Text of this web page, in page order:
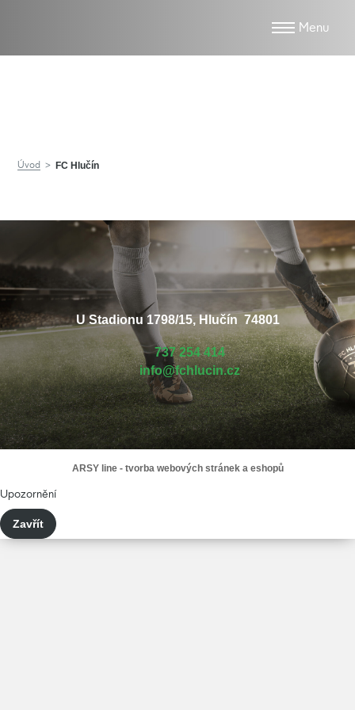
Úvod FC Hlučín
U Stadionu 1798/15, Hlučín 74801
737 254 414
info@fchlucin.cz
ARSY line - tvorba webových stránek a eshopů
Upozornění
Zavřít